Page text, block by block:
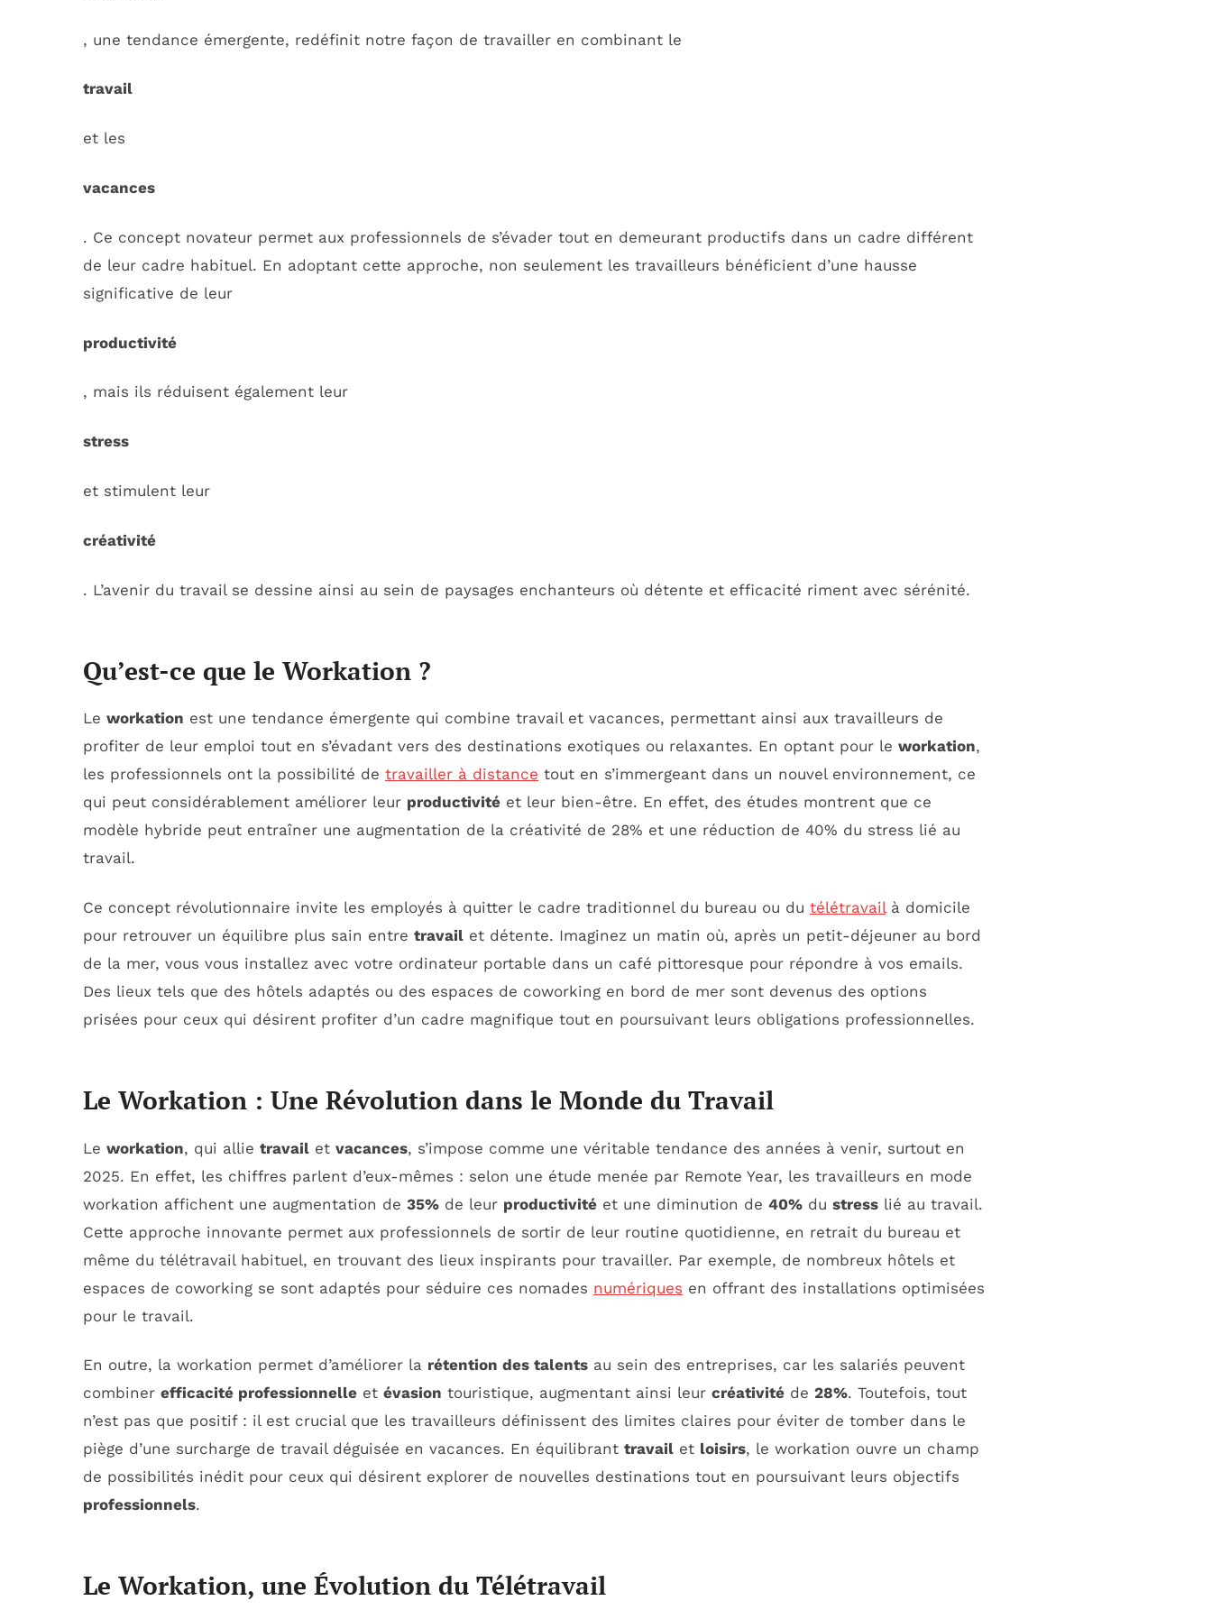
, une tendance émergente, redéfinit notre façon de travailler en combinant le
travail
et les
vacances
. Ce concept novateur permet aux professionnels de s’évader tout en demeurant productifs dans un cadre différent
de leur cadre habituel. En adoptant cette approche, non seulement les travailleurs bénéficient d’une hausse
significative de leur
productivité
, mais ils réduisent également leur
stress
et stimulent leur
créativité
. L’avenir du travail se dessine ainsi au sein de paysages enchanteurs où détente et efficacité riment avec sérénité.
Qu’est-ce que le Workation ?
Le workation est une tendance émergente qui combine travail et vacances, permettant ainsi aux travailleurs de
profiter de leur emploi tout en s’évadant vers des destinations exotiques ou relaxantes. En optant pour le workation,
les professionnels ont la possibilité de travailler à distance tout en s’immergeant dans un nouvel environnement, ce
qui peut considérablement améliorer leur productivité et leur bien-être. En effet, des études montrent que ce
modèle hybride peut entraîner une augmentation de la créativité de 28% et une réduction de 40% du stress lié au
travail.
Ce concept révolutionnaire invite les employés à quitter le cadre traditionnel du bureau ou du télétravailà domicile
pour retrouver un équilibre plus sain entre travail et détente. Imaginez un matin où, après un petit-déjeuner au bord
de la mer, vous vous installez avec votre ordinateur portable dans un café pittoresque pour répondre à vos emails.
Des lieux tels que des hôtels adaptés ou des espaces de coworking en bord de mer sont devenus des options
prisées pour ceux qui désirent profiter d’un cadre magnifique tout en poursuivant leurs obligations professionnelles.
Le Workation : Une Révolution dans le Monde du Travail
Le workation, qui allie travail et vacances, s’impose comme une véritable tendance des années à venir, surtout en
2025. En effet, les chiffres parlent d’eux-mêmes : selon une étude menée par Remote Year, les travailleurs en mode
workation affichent une augmentation de 35% de leur productivité et une diminution de 40% du stress lié au travail.
Cette approche innovante permet aux professionnels de sortir de leur routine quotidienne, en retrait du bureau et
même du télétravail habituel, en trouvant des lieux inspirants pour travailler. Par exemple, de nombreux hôtels et
espaces de coworking se sont adaptés pour séduire ces nomades numériques en offrant des installations optimisées
pour le travail.
En outre, la workation permet d’améliorer la rétention des talents au sein des entreprises, car les salariés peuvent
combiner efficacité professionnelle et évasion touristique, augmentant ainsi leur créativité de 28%. Toutefois, tout
n’est pas que positif : il est crucial que les travailleurs définissent des limites claires pour éviter de tomber dans le
piège d’une surcharge de travail déguisée en vacances. En équilibrant travail et loisirs, le workation ouvre un champ
de possibilités inédit pour ceux qui désirent explorer de nouvelles destinations tout en poursuivant leurs objectifs
professionnels.
Le Workation, une Évolution du Télétravail